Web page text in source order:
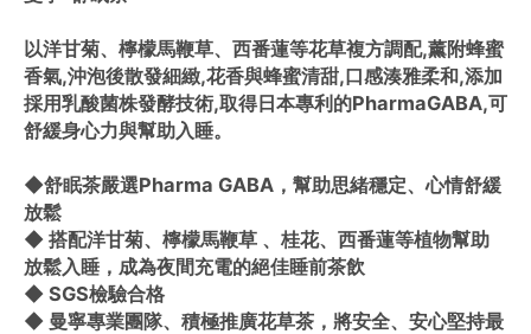
以洋甘菊、檸檬馬鞭草、西番蓮等花草複方調配,薰附蜂蜜
香氣,沖泡後散發細緻,花香與蜂蜜清甜,口感湊雅柔和,添加
採用乳酸菌株發酵技術,取得日本專利的PharmaGABA,可
舒緩身心力與幫助入睡。
◆舒眠茶嚴選Pharma GABA，幫助思緒穩定、心情舒緩
放鬆
◆ 搭配洋甘菊、檸檬馬鞭草 、桂花、西番蓮等植物幫助
放鬆入睡，成為夜間充電的絕佳睡前茶飲
◆ SGS檢驗合格
◆ 曼寧專業團隊、積極推廣花草茶，將安全、安心堅持最